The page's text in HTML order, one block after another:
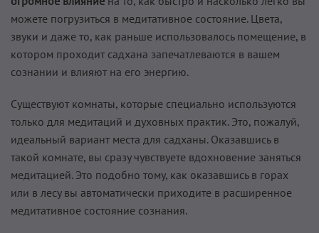
можете погрузиться в медитативное состояние. Цвета,
звуки и даже то, как раньше использовалось помещение, в
котором проходит садхана запечатлеваются в вашем
сознании и влияют на его энергию.
Существуют комнаты, которые специально используются
только для медитаций и духовных практик. Это, пожалуй,
идеальный вариант места для садханы. Оказавшись в
такой комнате, вы сразу чувствуете вдохновение заняться
медитацией. Это подобно тому, как оказавшись в горах
или в лесу вы автоматически приходите в расширенное
медитативное состояние сознания.